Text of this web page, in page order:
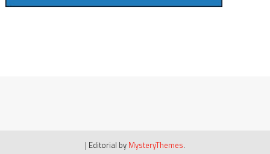
| Editorial by MysteryThemes.